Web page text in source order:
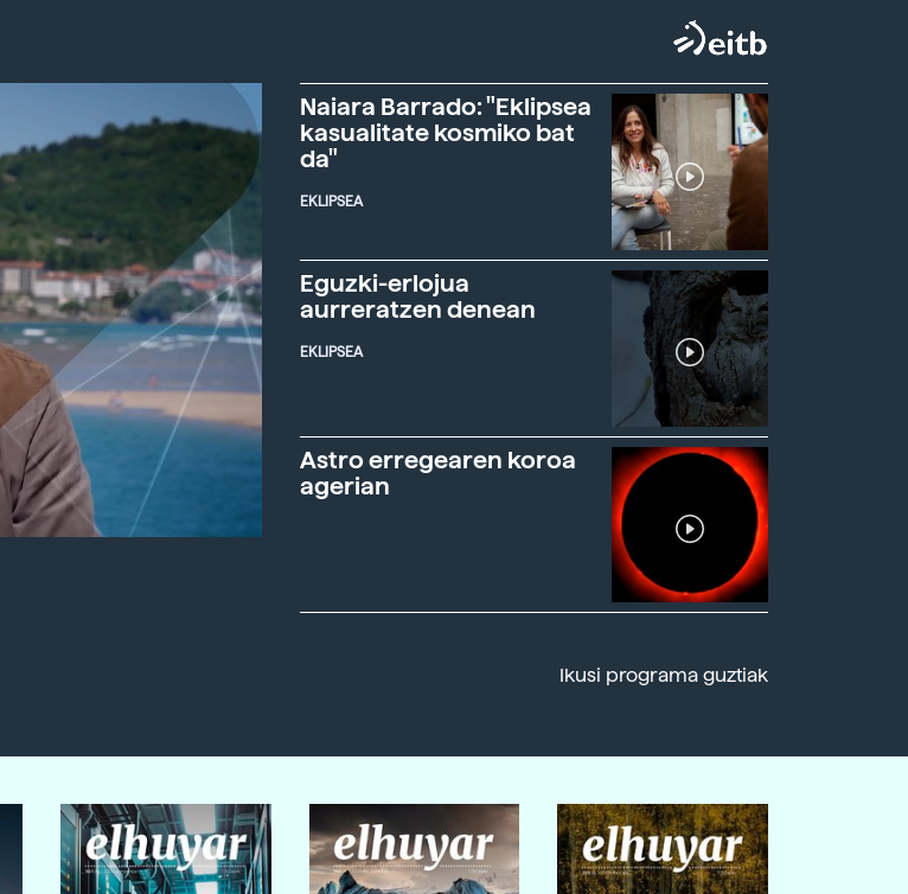
Naiara Barrado: "Eklipsea
kasualitate kosmiko bat
da"
EKLIPSEA
Eguzki-erlojua
aurreratzen denean
EKLIPSEA
Astro erregearen koroa
agerian
Ikusi programa guztiak